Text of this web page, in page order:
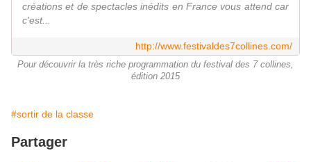
créations et de spectacles inédits en France vous attend car
c'est...
http://www.festivaldes7collines.com/
Pour découvrir la très riche programmation du festival des 7 collines,
édition 2015
#sortir de la classe
Partager